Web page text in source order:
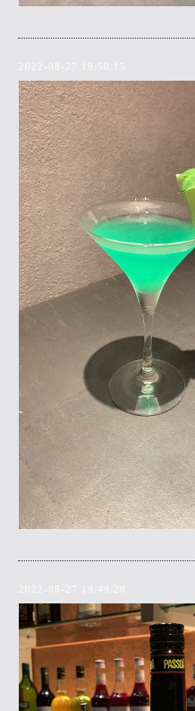
2022-08-27 19:50:15
2022-08-27 19:49:28